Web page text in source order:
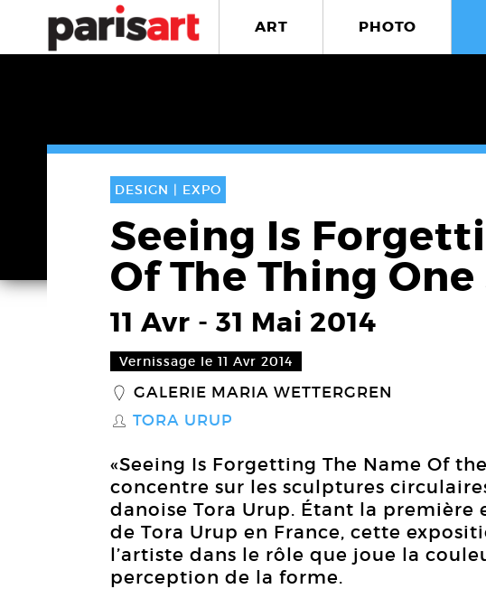
ART PHOTO
DESIGN | EXPO
Seeing Is
Of The Thing One
11 Avr - 31 Mai 2014
Vernissage le 11 Avr 2014
_ GALERIE MARIA WETTERGREN
S TORA URUP
«Seeing Is Forgetting The Name Of
concentre sur les sculptures
danoise Tora Urup. Étant la
de Tora Urup en France, cette
l’artiste dans le rôle que joue la
perception de la forme.